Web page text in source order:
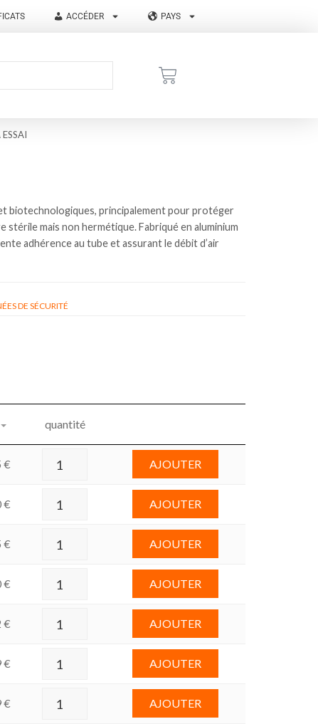
ACCÉDER PAYS
biotechnologiques, principalement pour protéger
mais non hermétique. Fabriqué en aluminium
adhérence au tube et assurant le débit d’air
DE SÉCURITÉ
quantité
€ AJOUTER
€ AJOUTER
€ AJOUTER
€ AJOUTER
€ AJOUTER
€ AJOUTER
€ AJOUTER